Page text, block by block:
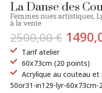
La Danse des
Femmes nues artistiques,
à la vente
2500,00€
Tarif atelier
60x73cm (20 points)
Acrylique au couteau et
50or31-in129-lyr-60x73cm-